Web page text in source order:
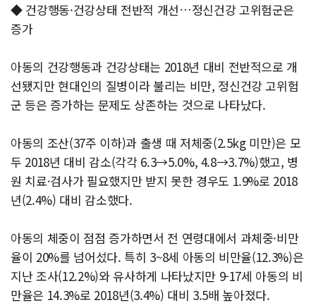
◆ 건강행동·건강상태 전반적 개선…정신건강 고위험군은
증가
아동의 건강행동과 건강상태는 2018년 대비 전반적으로 개
선됐지만 현대인의 질병이라 불리는 비만, 정신건강 고위험
군 등은 증가하는 문제도 상존하는 것으로 나타났다.
아동의 조산(37주 이하)과 출생 때 저체중(2.5kg 미만)은 모
두 2018년 대비 감소(각각 6.3→5.0%, 4.8→3.7%)했고, 병
원 치료·검사가 필요했지만 받지 못한 경우도 1.9%로 2018
년(2.4%) 대비 감소했다.
아동의 체중이 점점 증가하면서 전 연령대에서 과체중·비만
율이 20%를 넘어섰다. 특히 3~8세 아동의 비만율(12.3%)은
지난 조사(12.2%)와 유사하게 나타났지만 9-17세 아동의 비
만율은 14.3%로 2018년(3.4%) 대비 3.5배 높아졌다.